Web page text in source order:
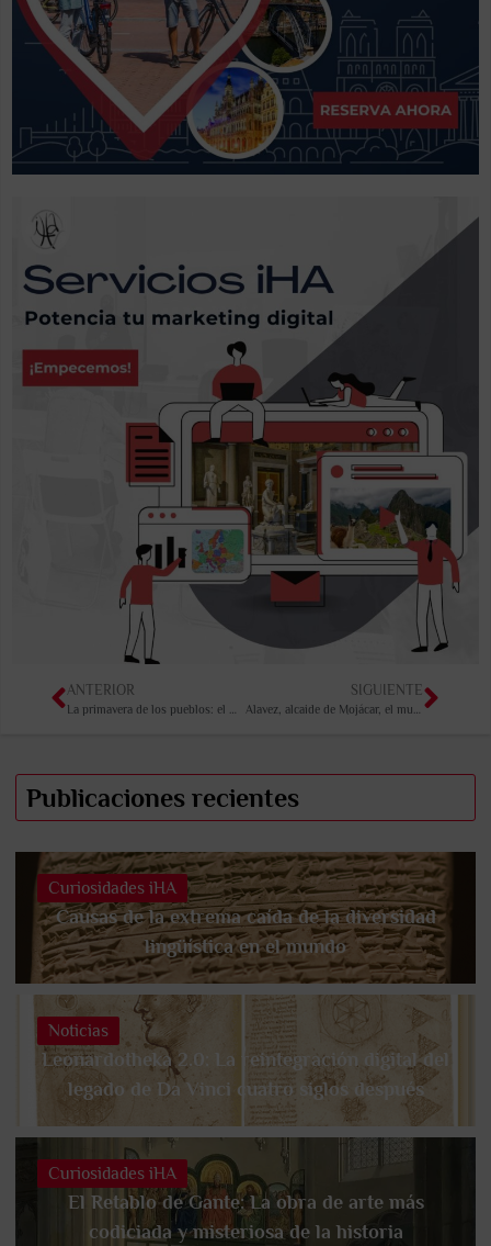
ANTERIOR SIGUIENTE
Publicaciones recientes
Curiosidades iHA
Causas de la extrema caída de la diversidad
lingüística en el mundo
Noticias
Leonardotheka 2.0: La reintegración digital del
legado de Da Vinci cuatro siglos después
Curiosidades iHA
El Retablo de Gante: La obra de arte más
codiciada y misteriosa de la historia